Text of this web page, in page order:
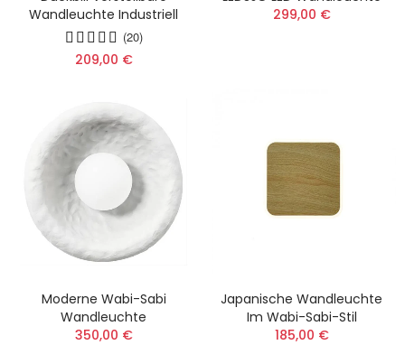
Wandleuchte Industriell
(20)
209,00 €
299,00 €
Moderne Wabi-Sabi
Wandleuchte
350,00 €
Japanische Wandleuchte
Im Wabi-Sabi-Stil
185,00 €